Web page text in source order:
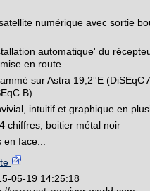
numérique avec sortie
automatique' du
en route
sur Astra 19,2°E (DiSEqC
B)
intuitif et graphique en
chiffres, boitier métal noir
face...
05-19 14:25:18